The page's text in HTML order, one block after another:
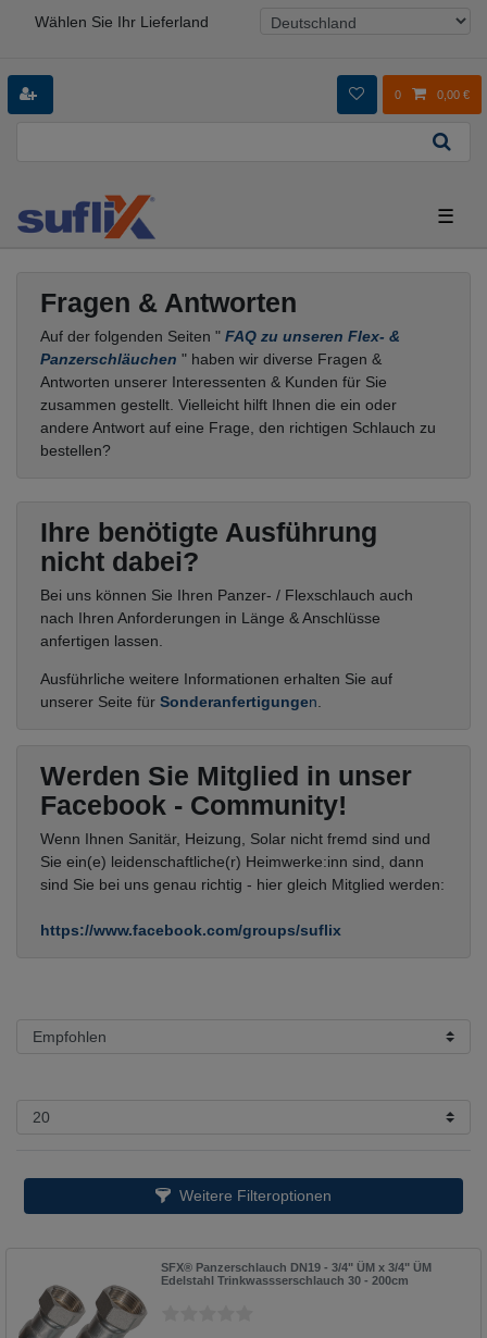
Wählen Sie Ihr Lieferland
0 0,00 €
☰
Fragen & Antworten
Auf der folgenden Seiten " FAQ zu unseren Flex- &
Panzerschläuchen " haben wir diverse Fragen &
Antworten unserer Interessenten & Kunden für Sie
zusammen gestellt. Vielleicht hilft Ihnen die ein oder
andere Antwort auf eine Frage, den richtigen Schlauch zu
bestellen?
Ihre benötigte Ausführung
nicht dabei?
Bei uns können Sie Ihren Panzer- / Flexschlauch auch
nach Ihren Anforderungen in Länge & Anschlüsse
anfertigen lassen.
Ausführliche weitere Informationen erhalten Sie auf
unserer Seite für Sonderanfertigungen
Werden Sie Mitglied in unser
Facebook - Community!
Wenn Ihnen Sanitär, Heizung, Solar nicht fremd sind und
Sie ein(e) leidenschaftliche(r) Heimwerke:inn sind, dann
sind Sie bei uns genau richtig - hier gleich Mitglied werden:
https://www.facebook.com/groups/suflix
Weitere Filteroptionen
SFX® Panzerschlauch DN19 - 3/4" ÜM x 3/4" ÜM
Edelstahl Trinkwassserschlauch 30 - 200cm